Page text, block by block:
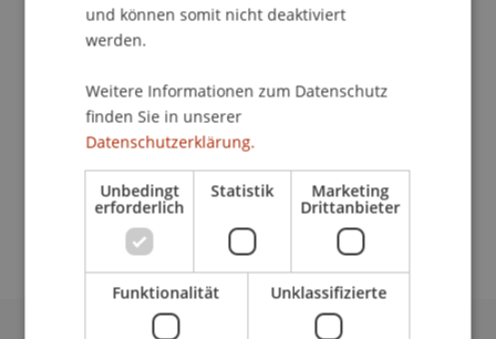
Universität Liechtenstein
Fürst-Franz-Josef-Strasse
9490 Vaduz
Liechtenstein
jutta.menichetti@uni.li
und können somit nicht deaktiviert
werden.
Weitere Informationen zum Datenschutz
finden Sie in unserer
Datenschutzerklärung.
Unbedingt
erforderlich
Statistik Marketing
Drittanbieter
Funktionalität Unklassifizierte